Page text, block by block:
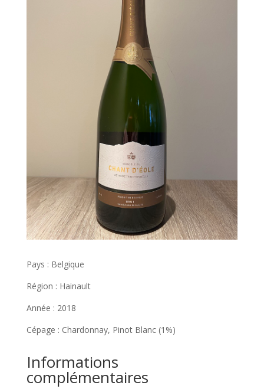
Pays : Belgique
Région : Hainault
Année : 2018
Cépage : Chardonnay, Pinot Blanc (1%)
Informations
complémentaires